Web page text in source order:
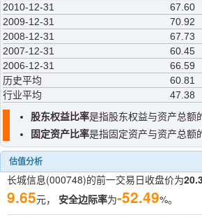
2010-12-31
67.60
2009-12-31
70.92
2008-12-31
67.73
2007-12-31
60.45
2006-12-31
66.59
历史平均
60.81
行业平均
47.38
股东权益比率是指股东权益与资产总额
固定资产比率是指固定资产与资产总额
估值分析
长城信息(000748)的前一交易日收盘价为
9.65元， 安全边际率为-52.49%。